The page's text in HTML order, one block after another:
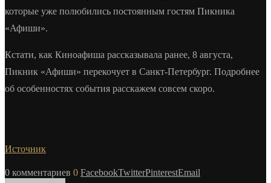
которые уже полюбились постоянным гостям Пикника
«Афиши».
Кстати, как Киноафиша рассказывала ранее, 8 августа,
Пикник «Афиши» перекочует в Санкт-Петербург. Подробнее
об особенностях события расскажем совсем скоро.
Источник
0 комментариев 0 FacebookTwitterPinterestEmail